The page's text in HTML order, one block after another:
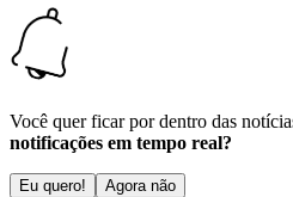
Você quer ficar por dentro das
notificações em tempo real?
Eu quero! Agora não